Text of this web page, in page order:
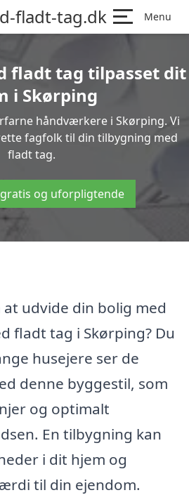
fladt-tag.dk Menu
fladt tag tilpasset dit
i Skørping
håndværkere i Skørping. Vi
fagfolk til din tilbygning med
fladt tag.
og uforpligtende
udvide din bolig med
fladt tag i Skørping? Du
husejere ser de
denne byggestil, som
og optimalt
En tilbygning kan
i dit hjem og
til din ejendom.